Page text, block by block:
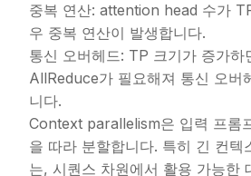
중복 연산: attention head 수가
우 중복 연산이 발생합니다.
통신 오버헤드: TP 크기가 증가하
AllReduce가 필요해져 통신 오버
니다.
Context parallelism은 입력 프롬
을 따라 분할합니다. 특히 긴 컨텍
는, 시퀀스 차원에서 활용 가능한